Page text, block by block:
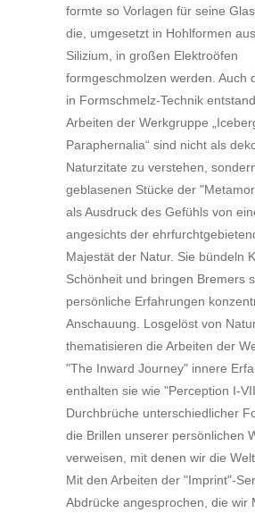
formte so Vorlagen für seine
die, umgesetzt in Hohlformen
Silizium, in großen Elektroöfen
formgeschmolzen werden. Auch
in Formschmelz-Technik
Arbeiten der Werkgruppe
Paraphernalia“ sind nicht als
Naturzitate zu verstehen,
geblasenen Stücke der
als Ausdruck des Gefühls von
angesichts der
Majestät der Natur. Sie bündeln
Schönheit und bringen Bremers
persönliche Erfahrungen
Anschauung. Losgelöst von
thematisieren die Arbeiten der
"The Inward Journey" innere
enthalten sie wie "Perception I-
Durchbrüche unterschiedlicher
die Brillen unserer persönlichen
verweisen, mit denen wir die
Mit den Arbeiten der "Imprint"-
Abdrücke angesprochen, die wir